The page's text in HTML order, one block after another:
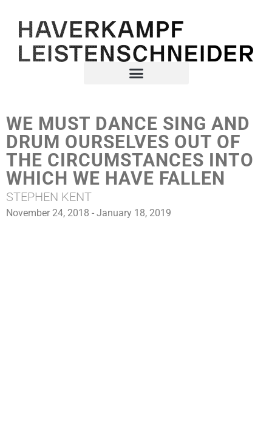
WE MUST DANCE SING AND
DRUM OURSELVES OUT OF
THE CIRCUMSTANCES INTO
WHICH WE HAVE FALLEN
STEPHEN KENT
November 24, 2018 - January 18, 2019